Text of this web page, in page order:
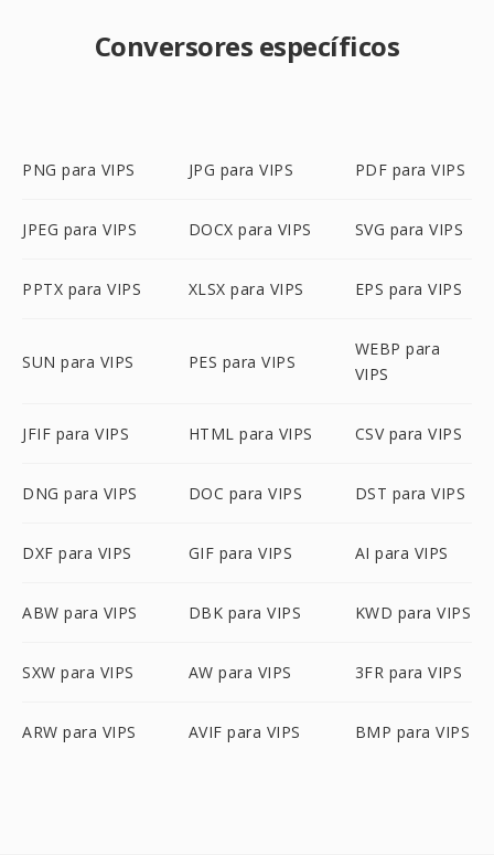
Conversores específicos
PNG para VIPS JPG para VIPS PDF para VIPS
JPEG para VIPS DOCX para VIPS SVG para VIPS
PPTX para VIPS XLSX para VIPS EPS para VIPS
SUN para VIPS PES para VIPS
WEBP para
VIPS
JFIF para VIPS HTML para VIPS CSV para VIPS
DNG para VIPS DOC para VIPS DST para VIPS
DXF para VIPS GIF para VIPS AI para VIPS
ABW para VIPS DBK para VIPS KWD para VIPS
SXW para VIPS AW para VIPS 3FR para VIPS
ARW para VIPS AVIF para VIPS BMP para VIPS